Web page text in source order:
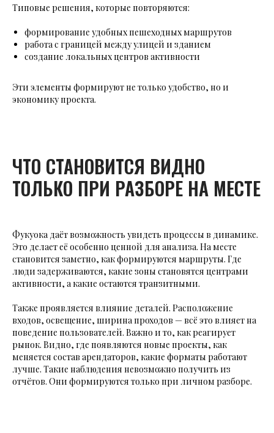
Типовые решения, которые повторяются:
формирование удобных пешеходных маршрутов
работа с границей между улицей и зданием
создание локальных центров активности
Эти элементы формируют не только удобство, но и
экономику проекта.
ЧТО СТАНОВИТСЯ ВИДНО
ТОЛЬКО ПРИ РАЗБОРЕ НА МЕСТЕ
Фукуока даёт возможность увидеть процессы в динамике.
Это делает её особенно ценной для анализа. На месте
становится заметно, как формируются маршруты. Где
люди задерживаются, какие зоны становятся центрами
активности, а какие остаются транзитными.
Также проявляется влияние деталей. Расположение
входов, освещение, ширина проходов — всё это влияет на
поведение пользователей. Важно и то, как реагирует
рынок. Видно, где появляются новые проекты, как
меняется состав арендаторов, какие форматы работают
лучше. Такие наблюдения невозможно получить из
отчётов. Они формируются только при личном разборе.